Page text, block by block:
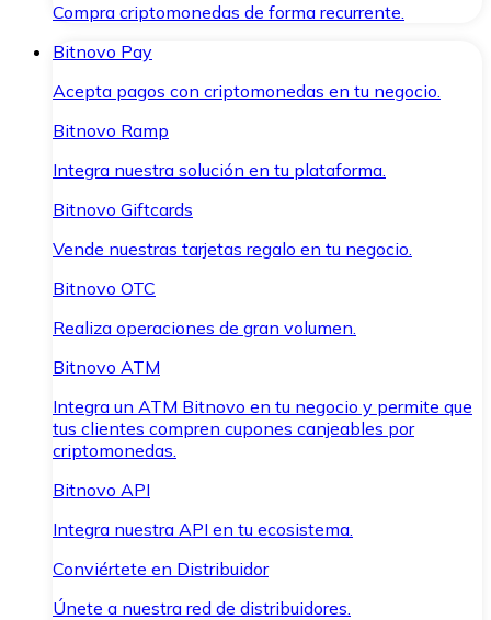
Compra criptomonedas de forma recurrente.
Bitnovo Pay
Acepta pagos con criptomonedas en tu negocio.
Bitnovo Ramp
Integra nuestra solución en tu plataforma.
Bitnovo Giftcards
Vende nuestras tarjetas regalo en tu negocio.
Bitnovo OTC
Realiza operaciones de gran volumen.
Bitnovo ATM
Integra un ATM Bitnovo en tu negocio y permite que
tus clientes compren cupones canjeables por
criptomonedas.
Bitnovo API
Integra nuestra API en tu ecosistema.
Conviértete en Distribuidor
Únete a nuestra red de distribuidores.